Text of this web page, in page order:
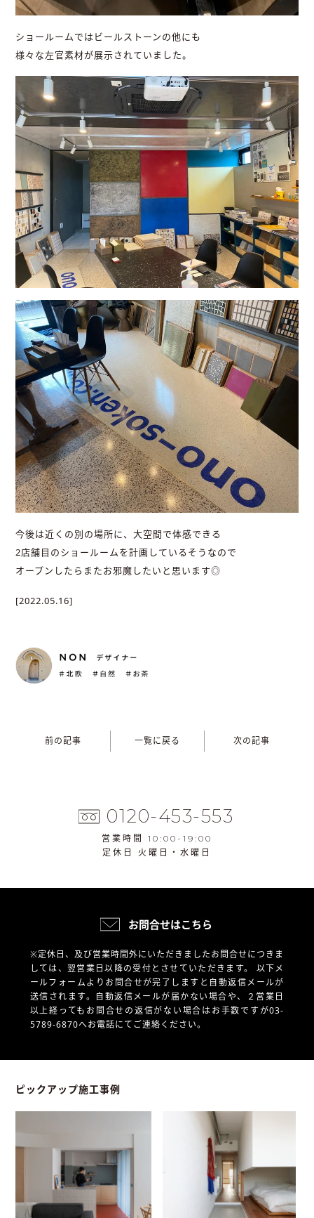
ショールームではビールストーンの他にも
様々な左官素材が展示されていました。
今後は近くの別の場所に、大空間で体感できる
2店舗目のショールームを計画しているそうなので
オープンしたらまたお邪魔したいと思います◎
[2022.05.16]
前の記事 一覧に戻る 次の記事
0120-453-553
営業時間 10:00-19:00
定休日 火曜日・水曜日
お問合せはこちら
※定休日、及び営業時間外にいただきましたお問合せにつきま
しては、翌営業日以降の受付とさせていただきます。 以下メ
ールフォームよりお問合せが完了しますと自動返信メールが
送信されます。自動返信メールが届かない場合や、
２営業日
以上経ってもお問合せの返信がない場合はお手数ですが03-
5789-6870へお電話にてご連絡ください。
ピックアップ施工事例